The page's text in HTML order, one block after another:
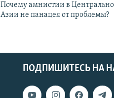
Почему амнистии в
Азии не панацея от проблемы?
ПОДПИШИТЕСЬ НА